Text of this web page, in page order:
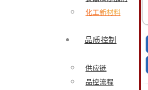
化工新材料
品质控制
供应链
品控流程